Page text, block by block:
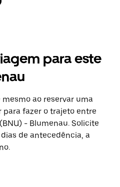
para este
mesmo ao reservar uma
para fazer o trajeto entre
- Blumenau. Solicite
de antecedência, a